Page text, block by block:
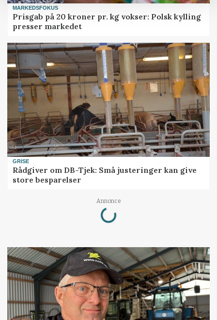
MARKEDSFOKUS
Prisgab på 20 kroner pr. kg vokser: Polsk kylling
presser markedet
GRISE
Rådgiver om DB-Tjek: Små justeringer kan give
store besparelser
Annonce
Loading...